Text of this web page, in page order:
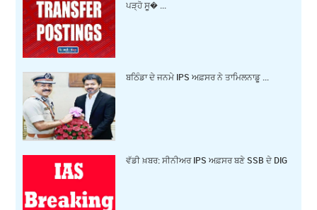
ਪੜ੍ਹੋ ਸੂ� ...
ਬਠਿੰਡਾ ਦੇ ਜਨਮੇ IPS ਅਫ਼ਸਰ ਨੇ ਤਾਮਿਲਨਾਡੂ ...
ਵੱਡੀ ਖ਼ਬਰ: ਸੀਨੀਅਰ IPS ਅਫ਼ਸਰ ਬਣੇ SSB ਦੇ DIG